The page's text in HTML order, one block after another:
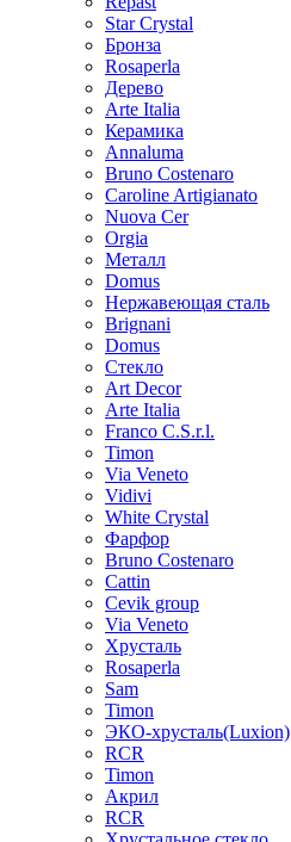
Star Crystal
Бронза
Rosaperla
Дерево
Arte Italia
Керамика
Annaluma
Bruno Costenaro
Caroline Artigianato
Nuova Cer
Orgia
Металл
Domus
Нержавеющая сталь
Brignani
Domus
Стекло
Art Decor
Arte Italia
Franco C.S.r.l.
Timon
Via Veneto
Vidivi
White Crystal
Фарфор
Bruno Costenaro
Cattin
Cevik group
Via Veneto
Хрусталь
Rosaperla
Sam
Timon
ЭКО-хрусталь(Luxion)
RCR
Timon
Акрил
RCR